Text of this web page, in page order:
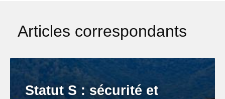
Articles correspondants
Statut S : sécurité et